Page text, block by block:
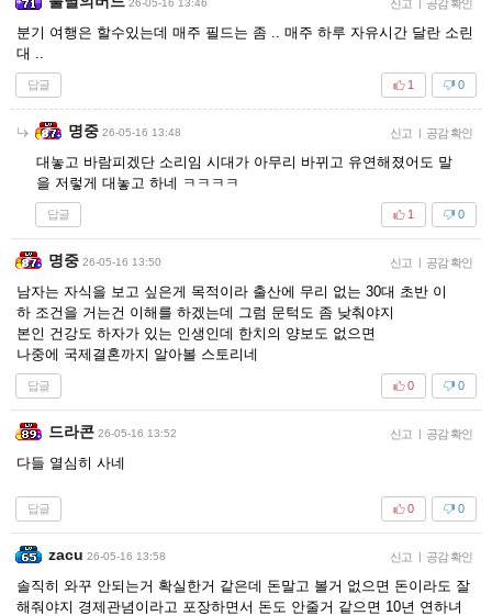
26-05-16 13:46 신고 공감 확인
분기 여행은 할수있는데 매주 필드는 좀 .. 매주 하루 자유시간 달란 소린
대 ..
답글 0
1
명중 26-05-16 13:48 신고 | 공감 확인
대놓고 바람피겠단 소리임 시대가 아무리 바뀌고 유연해졌어도 말
을 저렇게 대놓고 하네 ㅋㅋㅋㅋ
답글 0
1
명중 26-05-16 13:50 신고 | 공감 확인
남자는 자식을 보고 싶은게 목적이라 출산에 무리 없는 30대 초반 이
하 조건을 거는건 이해를 하겠는데 그럼 문턱도 좀 낮춰야지
본인 건강도 하자가 있는 인생인데 한치의 양보도 없으면
나중에 국제결혼까지 알아볼 스토리네
답글 0
0
드라콘 26-05-16 13:52 신고 | 공감 확인
다들 열심히 사네
답글 0
0
zacu 26-05-16 13:58 신고 | 공감 확인
솔직히 와꾸 안되는거 확실한거 같은데 돈말고 볼거 없으면 돈이라도 잘
해줘야지 경제관념이라고 포장하면서 돈도 안줄거 같으면 10년 연하녀